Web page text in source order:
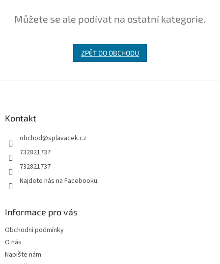
Můžete se ale podívat na ostatní kategorie.
ZPĚT DO OBCHODU
Kontakt
obchod@splavacek.cz
732821737
732821737
Najdete nás na Facebooku
Informace pro vás
Obchodní podmínky
O nás
Napište nám